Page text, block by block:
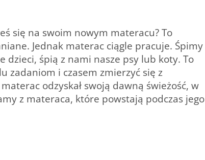
się na swoim nowym materacu? To
Jednak materac ciągle pracuje. Śpimy
śpią z nami nasze psy lub koty. To
zadaniom i czasem zmierzyć się z
odzyskał swoją dawną świeżość, w
z materaca, które powstają podczas jego